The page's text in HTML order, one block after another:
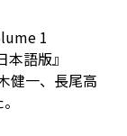
1
語版』
健一、長尾高